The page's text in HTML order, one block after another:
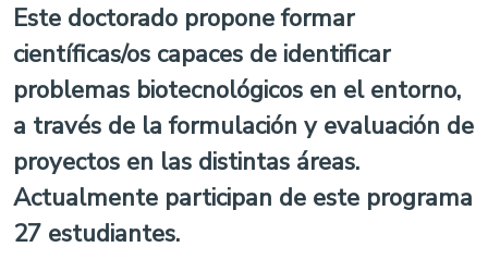
Este doctorado propone formar
científicas/os capaces de identificar
problemas biotecnológicos en el entorno,
a través de la formulación y evaluación de
proyectos en las distintas áreas.
Actualmente participan de este programa
27 estudiantes.